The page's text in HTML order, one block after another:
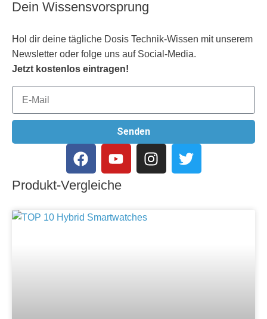
Dein Wissensvorsprung
Hol dir deine tägliche Dosis Technik-Wissen mit unserem
Newsletter oder folge uns auf Social-Media.
Jetzt kostenlos eintragen!
Senden
Produkt-Vergleiche